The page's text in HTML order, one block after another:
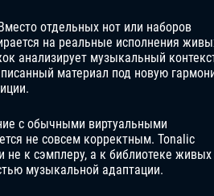
отдельных нот или наборов
на реальные исполнения
анализирует музыкальный
материал под новую
с обычными виртуальными
не совсем корректным. Tonalic
не к сэмплеру, а к библиотеке живых
музыкальной адаптации.